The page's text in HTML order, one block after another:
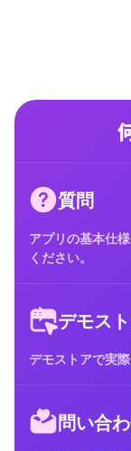
質問
アプリの基本仕
ください。
デモス
デモストアで実
問い合